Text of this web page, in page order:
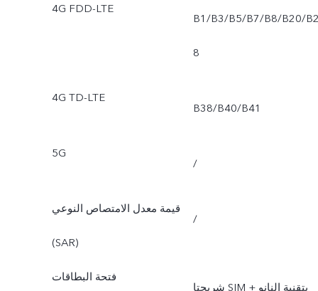
4G FDD-LTE
B1/B3/B5/B7/B8/B20/
8
4G TD-LTE
B38/B40/B41
5G
/
قيمة معدل الامتصاص النوعي
(SAR)
/
فتحة البطاقات
شريحتا SIM بتقنية النانو +